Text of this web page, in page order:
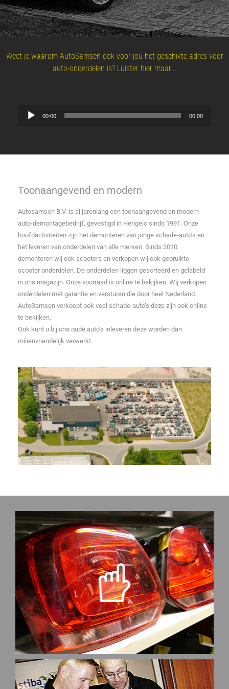
Weet je waarom AutoSamsen ook voor jou het geschikte adres voor
auto-onderdelen is? Luister hier maar...
Audiospeler
00:00 00:00
Toonaangevend en modern
Autosamsen B.V. is al jarenlang een toonaangevend en modern
auto-demontagebedrijf, gevestigd in Hengelo sinds 1991. Onze
hoofdactiviteiten zijn het demonteren van jonge schade-auto’s en
het leveren van onderdelen van alle merken. Sinds 2010
demonteren wij ook scooters en verkopen wij ook gebruikte
scooter onderdelen. De onderdelen liggen gesorteerd en gelabeld
in ons magazijn. Onze voorraad is online te bekijken. Wij verkopen
onderdelen met garantie en versturen die door heel Nederland.
AutoSamsen verkoopt ook veel schade-auto’s deze zijn ook online
te bekijken.
Ook kunt u bij ons oude auto’s inleveren deze worden dan
milieuvriendelijk verwerkt.
Onderdelen
Al onze onderdelen liggen overzichtelijk gesorteerd
in ons magazijn. Deze voorraad is ook online te
bekijken.
Lees meer